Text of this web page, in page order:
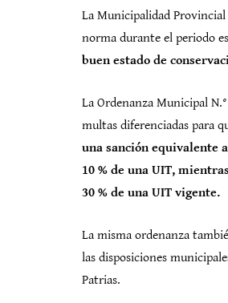
La Municipalidad
norma durante el periodo
buen estado de
La Ordenanza Municipal
multas diferenciadas para
una sanción equivalente
10 % de una UIT,
30 % de una UIT vigente.
La misma ordenanza
las disposiciones
Patrias.